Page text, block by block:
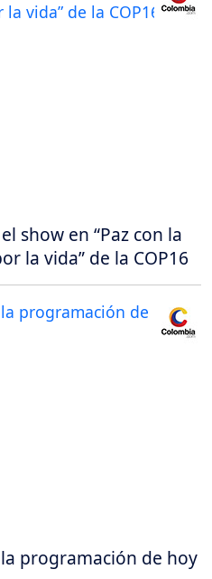
show en “Paz con la
la vida” de la COP16
programación de hoy